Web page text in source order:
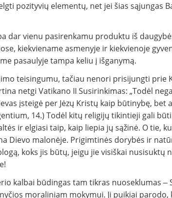
pozityvių elementų, net jei šias sąjungas
dar vienu pasirenkamu produktu iš
kiekviename asmenyje ir kiekvienoje
pasaulyje tampa keliu į išganymą.
teisingumu, tačiau nenori prisijungti prie
netgi Vatikano II Susirinkimas: „Todėl
įsteigė per Jėzų Kristų kaip būtinybę, bet
14.) Todėl kitų religijų tikintieji gali
ir elgiasi taip, kaip liepia jų sąžinė. O tie,
Dievo malonėje. Prigimtinės dorybės ir
koks jis būtų, jeigu jie visiškai nusisuktų
kalbai būdingas tam tikras nuoseklumas ‒
moraliniam mokymui. Ji puikiai parodo,